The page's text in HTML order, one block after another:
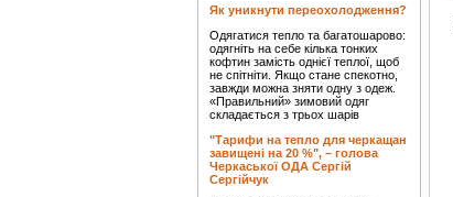
Як уникнути переохолодження?
Одягатися тепло та багатошарово:
одягніть на себе кілька тонких
кофтин замість однієї теплої, щоб
не спітніти. Якщо стане спекотно,
завжди можна зняти одну з одеж.
«Правильний» зимовий одяг
складається з трьох шарів
"Тарифи на тепло для черкащан
завищені на 20 %", – голова
Черкаської ОДА Сергій
Сергійчук